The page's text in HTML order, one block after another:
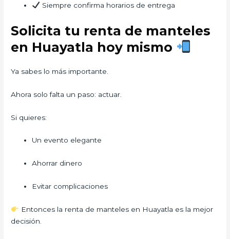
Siempre confirma horarios de entrega
Solicita tu renta de manteles
en Huayatla hoy mismo
Ya sabes lo más importante.
Ahora solo falta un paso: actuar.
Si quieres:
Un evento elegante
Ahorrar dinero
Evitar complicaciones
Entonces la renta de manteles en Huayatla es la mejor
decisión.